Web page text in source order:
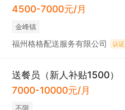
4500-7000元/月
​金峰镇
福州格格配送服务有限公司 认证
送餐员（新人补贴1500）
7000-10000元/月
不限